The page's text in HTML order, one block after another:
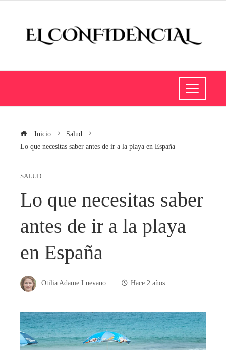
Inicio
Salud
Lo que necesitas saber antes de ir a la playa en España
SALUD
Lo que necesitas saber
antes de ir a la playa
en España
Otilia Adame Luevano Hace 2 años